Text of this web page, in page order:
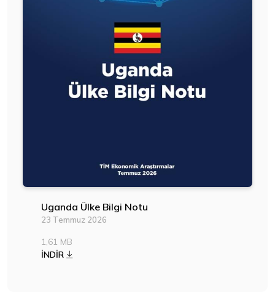
Uganda Ülke Bilgi Notu
23 Temmuz 2026
1,61 MB
İNDİR